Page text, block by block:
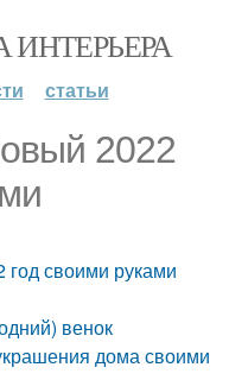
статьи
2022
своими руками
венок
дома своими